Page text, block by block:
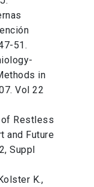
51.
in
Vol 22
of Restless
and Future
Suppl
K.,